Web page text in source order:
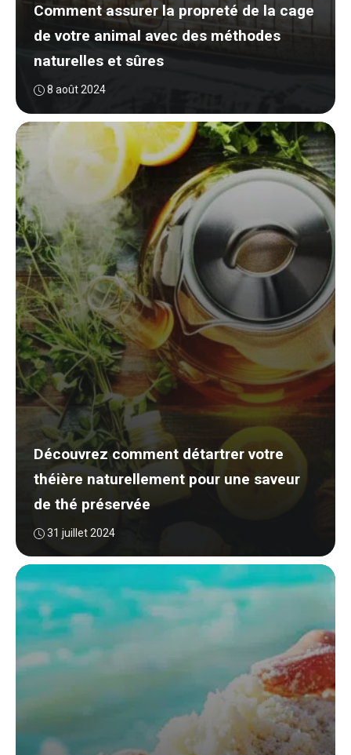
Comment assurer la propreté de la cage
de votre animal avec des méthodes
naturelles et sûres
8 août 2024
Découvrez comment détartrer votre
théière naturellement pour une saveur
de thé préservée
31 juillet 2024